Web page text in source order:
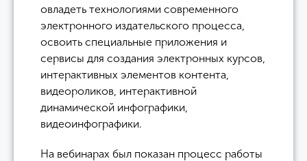
овладеть технологиями современного
электронного издательского процесса,
освоить специальные приложения и
сервисы для создания электронных курсов,
интерактивных элементов контента,
видеороликов, интерактивной
динамической инфографики,
видеоинфографики.
На вебинарах был показан процесс работы